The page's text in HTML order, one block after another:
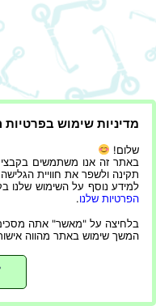
מדיניות שימוש בפרטיות
שלום!
תקינה ולשפר את חוויית
למידע נוסף על השימוש שלנו
הפרטיות שלנו.
בלחיצה על "מאשר" אתה מסכים
המשך שימוש באתר מהווה